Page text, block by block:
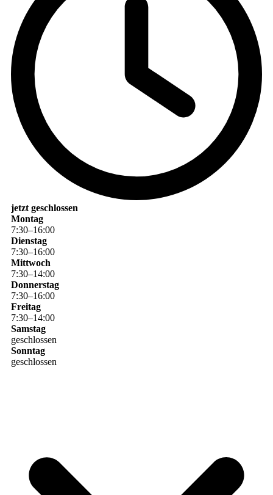
jetzt geschlossen
Montag
7:30–16:00
Dienstag
7:30–16:00
Mittwoch
7:30–14:00
Donnerstag
7:30–16:00
Freitag
7:30–14:00
Samstag
geschlossen
Sonntag
geschlossen